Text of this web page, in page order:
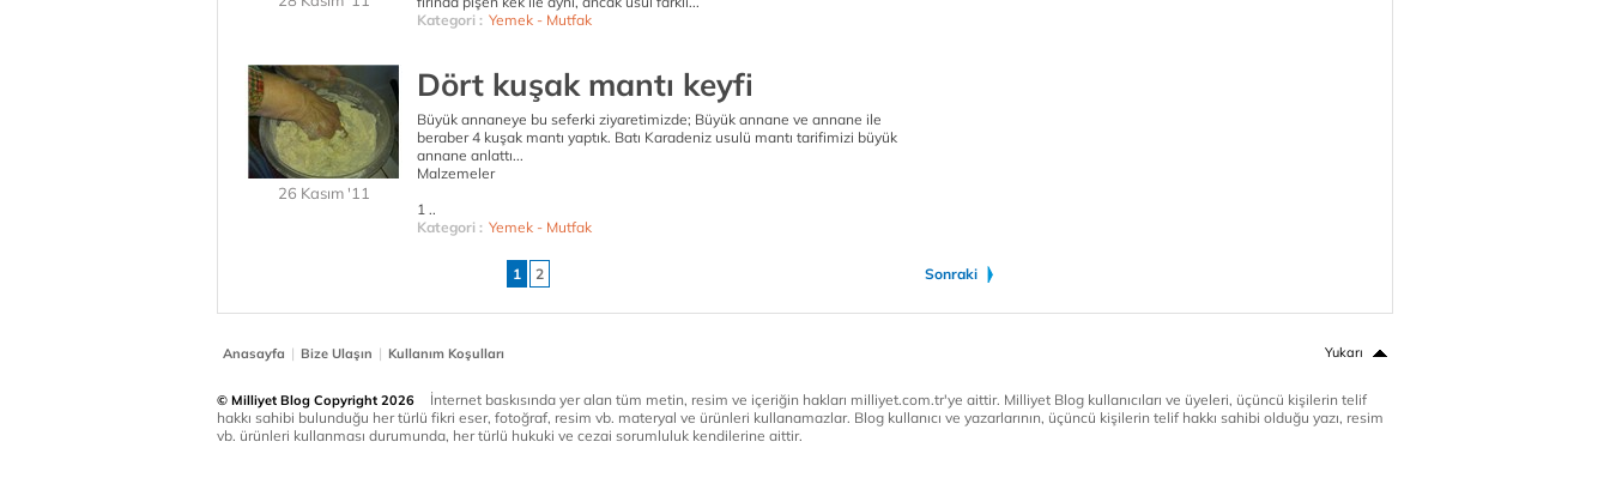
Kategori : Yemek - Mutfak
26 Kasım '11
Dört kuşak mantı keyfi
Büyük annaneye bu seferki ziyaretimizde; Büyük annane ve annane ile
beraber 4 kuşak mantı yaptık. Batı Karadeniz usulü mantı tarifimizi büyük
annane anlattı...
Malzemeler
1 ..
Kategori : Yemek - Mutfak
Sonraki
1 2
Anasayfa | Bize Ulaşın | Kullanım Koşulları Yukarı
© Milliyet Blog Copyright 2026
İnternet baskısında yer alan tüm metin, resim ve içeriğin hakları milliyet.com.tr'ye aittir. Milliyet Blog kullanıcıları ve üyeleri, üçüncü kişilerin telif
hakkı sahibi bulunduğu her türlü fikri eser, fotoğraf, resim vb. materyal ve ürünleri kullanamazlar. Blog kullanıcı ve yazarlarının, üçüncü kişilerin telif hakkı sahibi olduğu yazı, resim
vb. ürünleri kullanması durumunda, her türlü hukuki ve cezai sorumluluk kendilerine aittir.